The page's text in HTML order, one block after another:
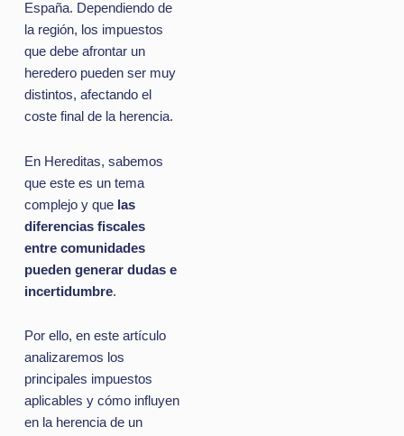
España. Dependiendo de
la región, los impuestos
que debe afrontar un
heredero pueden ser muy
distintos, afectando el
coste final de la herencia.
En Hereditas, sabemos
que este es un tema
complejo y que las
diferencias fiscales
entre comunidades
pueden generar dudas e
incertidumbre.
Por ello, en este artículo
analizaremos los
principales impuestos
aplicables y cómo influyen
en la herencia de un